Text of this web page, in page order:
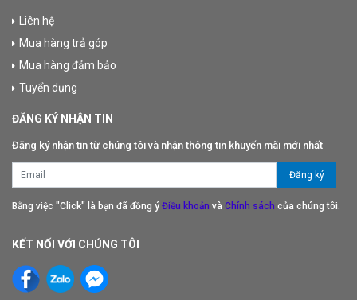
Liên hệ
Mua hàng trả góp
Mua hàng đảm bảo
Tuyển dụng
ĐĂNG KÝ NHẬN TIN
Đăng ký nhận tin từ chúng tôi và nhận thông tin khuyến mãi mới nhất
Bằng việc "Click" là bạn đã đồng ý Điều khoản và Chính sách của chúng tôi.
KẾT NỐI VỚI CHÚNG TÔI